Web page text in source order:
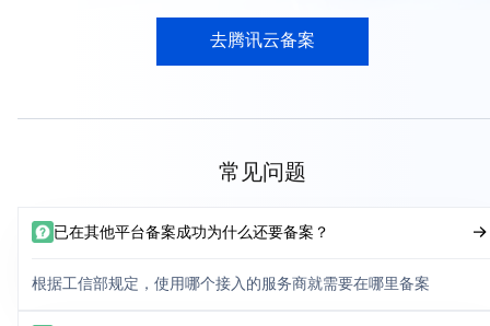
去腾讯云备案
常见问题
已在其他平台备案成功为什么还要备案？
根据工信部规定，使用哪个接入的服务商就需要在哪里备案